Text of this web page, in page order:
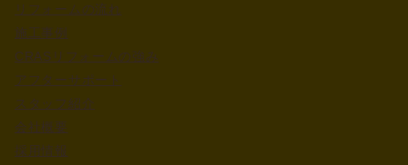
リフォームの流れ
CRASリフォームの強み
アフターサポート
施工事例
スタッフ紹介
会社概要
採用情報